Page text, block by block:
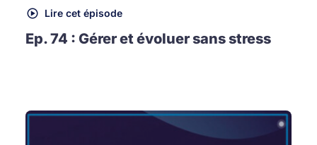
Lire cet épisode
Ep. 74 : Gérer et évoluer sans stress